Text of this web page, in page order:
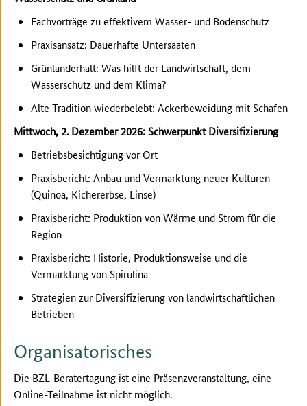
Fachvorträge zu effektivem Wasser- und Bodenschutz
Praxisansatz: Dauerhafte Untersaaten
Grünlanderhalt: Was hilft der Landwirtschaft, dem
Wasserschutz und dem Klima?
Alte Tradition wiederbelebt: Ackerbeweidung mit Schafen
Mittwoch, 2. Dezember 2026: Schwerpunkt Diversifizierung
Betriebsbesichtigung vor Ort
Praxisbericht: Anbau und Vermarktung neuer Kulturen
(Quinoa, Kichererbse, Linse)
Praxisbericht: Produktion von Wärme und Strom für die
Region
Praxisbericht: Historie, Produktionsweise und die
Vermarktung von Spirulina
Strategien zur Diversifizierung von landwirtschaftlichen
Betrieben
Organisatorisches
Die BZL-Beratertagung ist eine Präsenzveranstaltung, eine
Online-Teilnahme ist nicht möglich.